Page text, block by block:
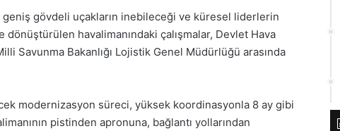
geniş gövdeli uçakların inebileceği ve küresel liderlerin
dönüştürülen havalimanındaki çalışmalar, Devlet Hava
Savunma Bakanlığı Lojistik Genel Müdürlüğü arasında
modernizasyon süreci, yüksek koordinasyonla 8 ay gibi
pistinden apronuna, bağlantı yollarından